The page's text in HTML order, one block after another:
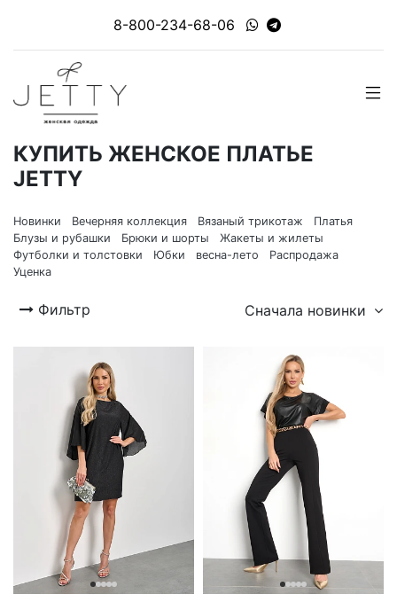
8-800-234-68-06
КУПИТЬ ЖЕНСКОЕ ПЛАТЬЕ
JETTY
Новинки Вечерняя коллекция Вязаный трикотаж
Платья
Блузы и рубашки
Брюки и шорты
Жакеты и жилеты
Футболки и толстовки
Юбки весна-лето
Распродажа
Уценка
Фильтр Сначала новинки